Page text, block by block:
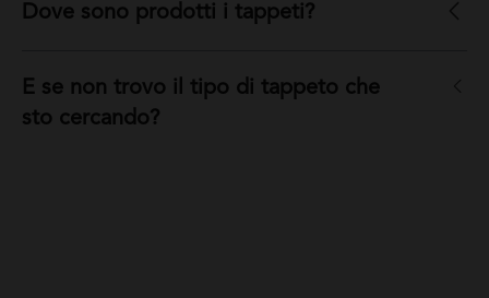
Dove sono prodotti i tappeti?
E se non trovo il tipo di tappeto che
sto cercando?